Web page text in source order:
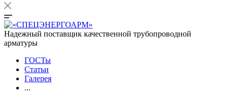
Надежный поставщик качественной трубопроводной
арматуры
ГОСТы
Статьи
Галерея
...